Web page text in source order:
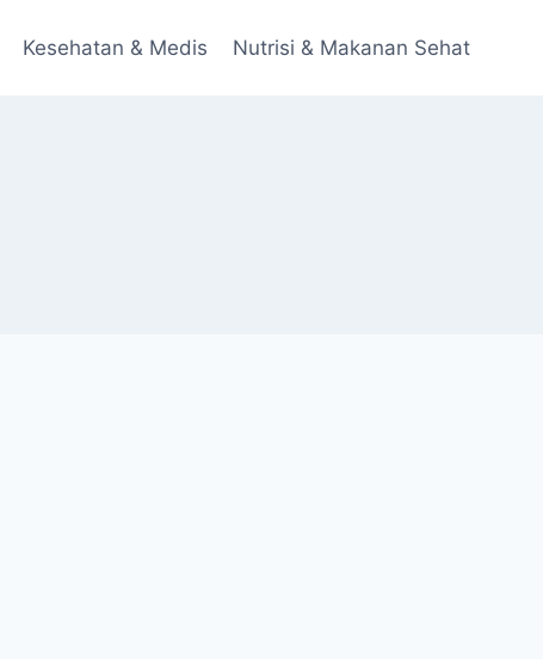
Kesehatan & Medis Nutrisi & Makanan Sehat